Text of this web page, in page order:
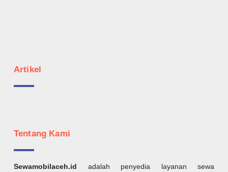
Artikel
Tentang Kami
Sewamobilaceh.id adalah penyedia layanan sewa